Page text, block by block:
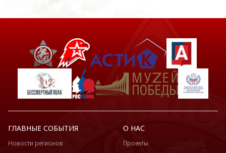
ГЛАВНЫЕ СОБЫТИЯ
Новости регионов
О НАС
Проекты